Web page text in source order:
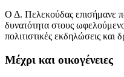
Ο Δ. Πελεκούδας επισήμανε
δυνατότητα στους
πολιτιστικές εκδηλώσεις και
Μέχρι και οικογένειες